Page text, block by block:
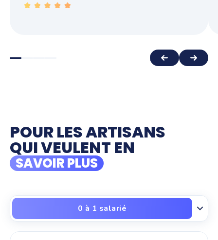
POUR LES ARTISANS
QUI VEULENT EN
SAVOIR PLUS
0 à 1 salarié